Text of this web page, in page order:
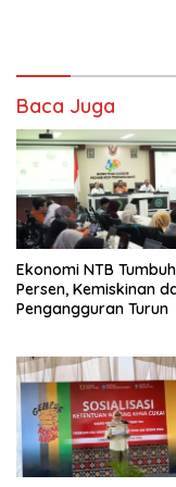
Baca Juga
Ekonomi NTB Tumbuh
Persen, Kemiskinan
Pengangguran Turun